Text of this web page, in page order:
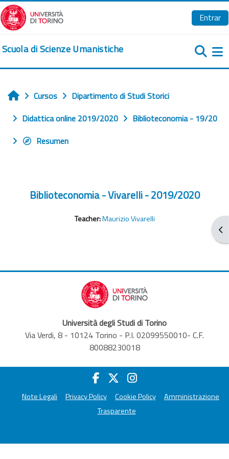
Salta al contenido principal
Entrar
Scuola di Scienze Umanistiche
Inicio
Cursos
Dipartimento di Studi Storici
Didattica online 2019/2020
Biblioteconomia - 19/20
Resumen
Biblioteconomia - Vivarelli - 2019/2020
Teacher:Maurizio Vivarelli
Università degli Studi di Torino
Via Verdi, 8 - 10124 Torino - P.I. 02099550010- C.F.
80088230018
Note Legali Privacy Policy Cookie Policy
Amministrazione
Trasparente